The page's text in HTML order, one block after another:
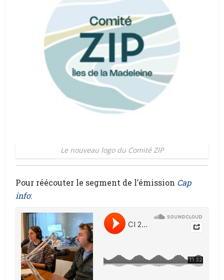
Le nouveau logo du Comité ZIP
Pour réécouter le segment de l’émission Cap
info: